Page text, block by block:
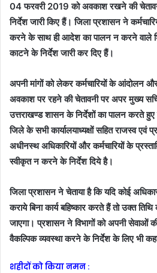
04 फरवरी 2019 को अवकाश रखने की
निर्देश जारी किए हैं। जिला प्रशासन ने
करने के साथ ही आदेश का पालन न करने वाले
काटने के निर्देश जारी कर दिए हैं।
अपनी मांगों को लेकर कर्मचारियों के आंदोलन
अवकाश पर रहने की चेतावनी पर अपर मुख्य
उत्तराखण्ड शासन के निर्देशों का पालन करते
जिले के सभी कार्यालयाध्यक्षों सहित राजस्व एवं
अधीनस्थ अधिकारियों और कर्मचारियों के
स्वीकृत न करने के निर्देश दिये है।
जिला प्रशासन ने चेताया है कि यदि कोई
कराये बिना कार्य बहिष्कार करते हैं तो उक्त
जाएगा। प्रशासन ने विभागों को अपनी सेवाओं
वैकल्पिक व्यवस्था करने के निर्देश के लिए भी
शहीदों को किया नमन :